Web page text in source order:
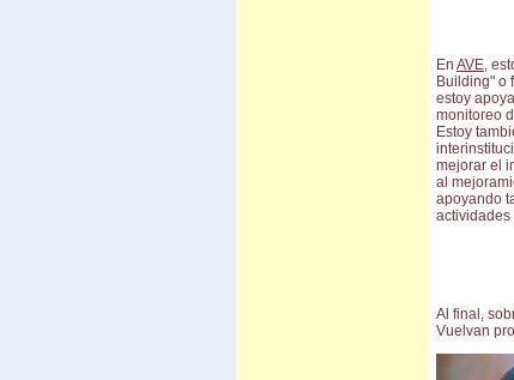
En AVE,
Building" o
estoy
monitoreo
Estoy
mejorar el
al
apoyando
actividades
Al final,
Vuelvan